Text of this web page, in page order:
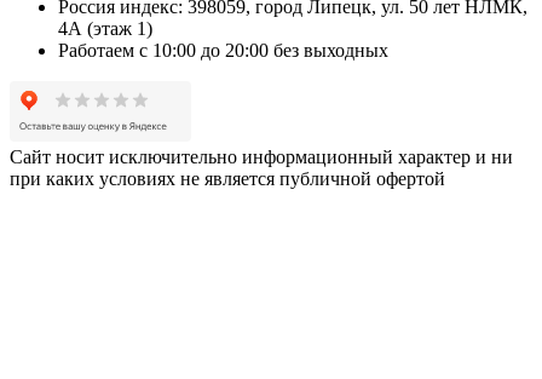
Россия индекс: 398059, город Липецк, ул. 50 лет НЛМК,
4А (этаж 1)
Работаем с 10:00 до 20:00 без выходных
Сайт носит исключительно информационный характер и ни
при каких условиях не является публичной офертой